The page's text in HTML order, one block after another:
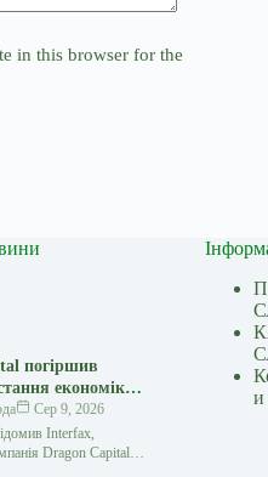
in this browser for the
погіршив
економіки
році до 1% —
Сер 9, 2026
Interfax,
Dragon Capital
и